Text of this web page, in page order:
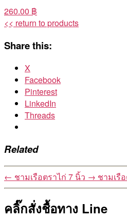
260.00 ฿
<< return to products
Share this:
X
Facebook
Pinterest
LinkedIn
Threads
Related
← ชามเรือตราไก่ 7 นิ้ว → ชามเรื
คลิ๊กสั่งชื้อทาง Line